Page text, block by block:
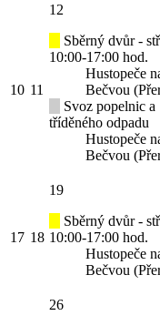
10 11
12
Sběrný dvůr -
10:00-17:00 hod.
Hustopeče
Bečvou
Svoz popelnic a
tříděného odpadu
Hustopeče
Bečvou
17 18
19
Sběrný dvůr -
10:00-17:00 hod.
Hustopeče
Bečvou
26